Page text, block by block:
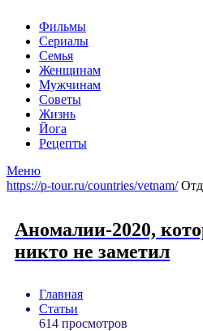
Фильмы
Сериалы
Семья
Женщинам
Мужчинам
Советы
Жизнь
Йога
Рецепты
Меню
https://p-tour.ru/countries/vetnam/
Аномалии-2020,
никто не заметил
Главная
Статьи
614 просмотров